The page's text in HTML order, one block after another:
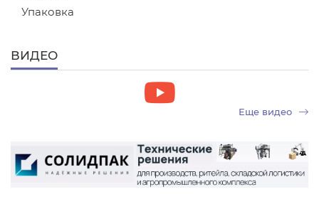
Упаковка
ВИДЕО
Еще видео